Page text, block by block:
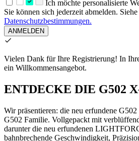
Ich möchte personalisierte
Sie können sich jederzeit abmelden. Siehe
Datenschutzbestimmungen.
ANMELDEN
Vielen Dank für Ihre Registrierung! In
ein Willkommensangebot.
ENTDECKE DIE G502
Wir präsentieren: die neu erfundene
G502 Familie. Vollgepackt mit
darunter die neu erfundenen
bahnbrechende Geschwindigkeit,